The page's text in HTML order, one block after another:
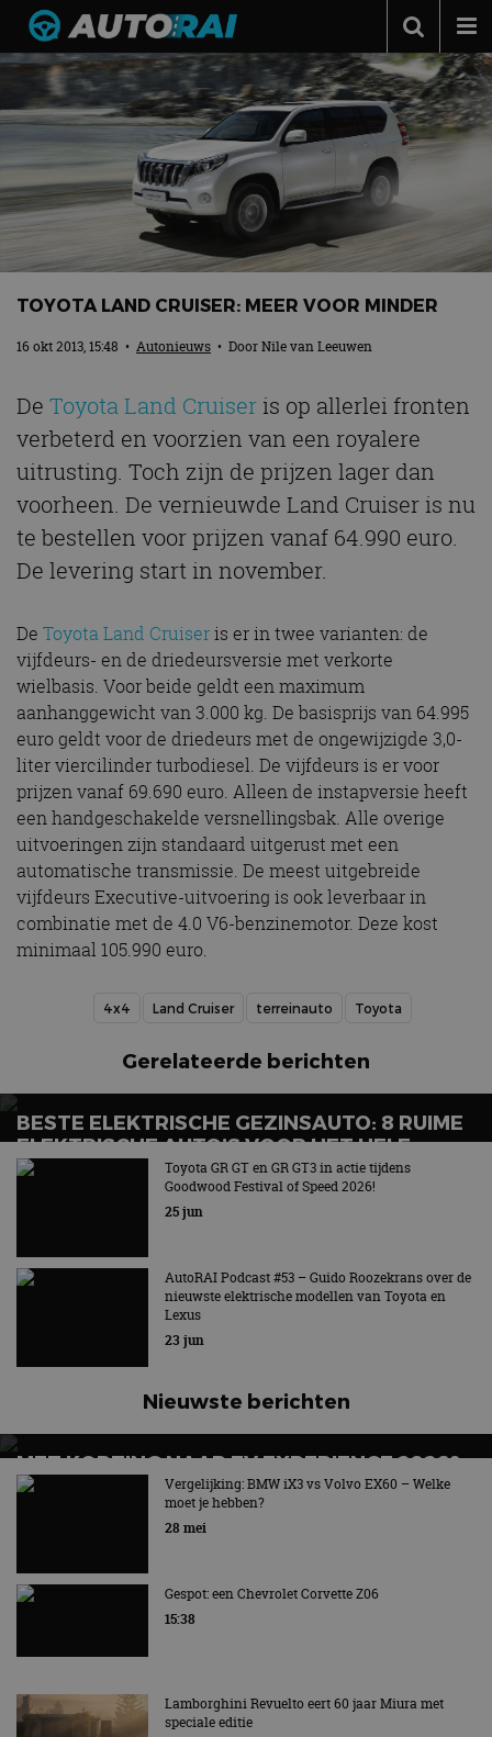
Autonieuws
Podcast
Automerken
TOYOTA LAND CRUISER: MEER VOOR MINDER
16 okt 2013, 15:48 • Autonieuws • DoorNile van Leeuwen
De Toyota Land Cruiser is op allerlei fronten
verbeterd en voorzien van een royalere
uitrusting. Toch zijn de prijzen lager dan
voorheen. De vernieuwde Land Cruiser is nu
te bestellen voor prijzen vanaf 64.990 euro.
De levering start in november.
De Toyota Land Cruiseris er in twee varianten: de
vijfdeurs- en de driedeursversie met verkorte
wielbasis. Voor beide geldt een maximum
aanhanggewicht van 3.000 kg. De basisprijs van 64.995
euro geldt voor de driedeurs met de ongewijzigde 3,0-
liter viercilinder turbodiesel. De vijfdeurs is er voor
prijzen vanaf 69.690 euro. Alleen de instapversie heeft
een handgeschakelde versnellingsbak. Alle overige
uitvoeringen zijn standaard uitgerust met een
automatische transmissie. De meest uitgebreide
vijfdeurs Executive-uitvoering is ook leverbaar in
combinatie met de 4.0 V6-benzinemotor. Deze kost
minimaal 105.990 euro.
4x4 Land Cruiser terreinauto Toyota
Gerelateerde berichten
BESTE ELEKTRISCHE GEZINSAUTO: 8 RUIME
ELEKTRISCHE AUTO’S VOOR HET HELE
GEZIN
Wat is de beste elektrische gezinsauto voor grote
Toyota GR GT en GR GT3 in actie tijdens
Goodwood Festival of Speed 2026!
25 jun
AutoRAI Podcast #53 – Guido Roozekrans over de
nieuwste elektrische modellen van Toyota en
Lexus
23 jun
Nieuwste berichten
MET KORTING NAAR EV EXPERIENCE 2026?
AUTORAI REGELT HET!
EV Experience 2026 van 24 tot 26 september
Vergelijking: BMW iX3 vs Volvo EX60 – Welke
moet je hebben?
28 mei
Gespot: een Chevrolet Corvette Z06
15:38
Lamborghini Revuelto eert 60 jaar Miura met
speciale editie